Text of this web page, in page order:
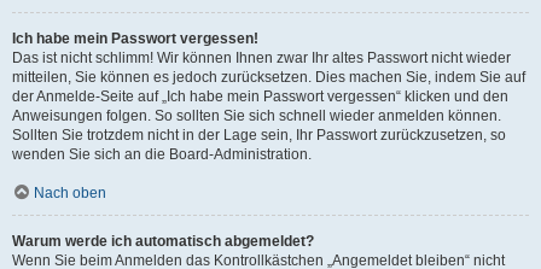
Ich habe mein Passwort vergessen!
Das ist nicht schlimm! Wir können Ihnen zwar Ihr altes Passwort nicht wieder
mitteilen, Sie können es jedoch zurücksetzen. Dies machen Sie, indem Sie auf
der Anmelde-Seite auf „Ich habe mein Passwort vergessen“ klicken und den
Anweisungen folgen. So sollten Sie sich schnell wieder anmelden können.
Sollten Sie trotzdem nicht in der Lage sein, Ihr Passwort zurückzusetzen, so
wenden Sie sich an die Board-Administration.
Nach oben
Warum werde ich automatisch abgemeldet?
Wenn Sie beim Anmelden das Kontrollkästchen „Angemeldet bleiben“ nicht